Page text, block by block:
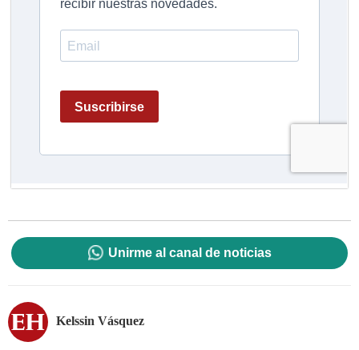
Unirme al canal de noticias
Kelssin Vásquez